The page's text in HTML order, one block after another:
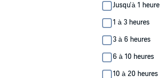
Jusqu'à 1 heure
1 à 3 heures
3 à 6 heures
6 à 10 heures
10 à 20 heures